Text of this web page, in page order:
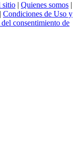
sitio | Quienes somos |
| Condiciones de Uso y
consentimiento de